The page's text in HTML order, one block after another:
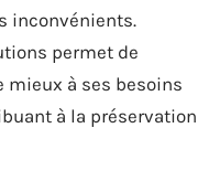
inconvénients.
permet de
mieux à ses besoins
à la préservation